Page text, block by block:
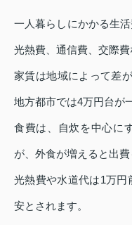
一人暮らしにかかる生
光熱費、通信費、交際費
家賃は地域によって差
地方都市では4万円台が
食費は、自炊を中心に
が、外食が増えると出費
光熱費や水道代は1万円
安とされます。